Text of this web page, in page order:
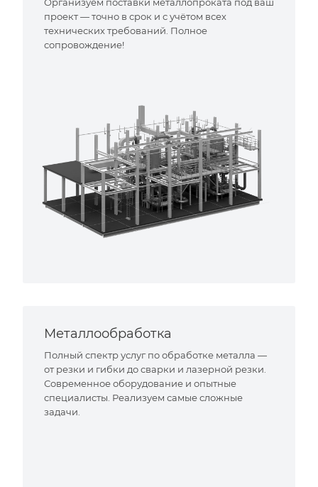
проект — точно в срок и с учётом всех
технических требований. Полное
сопровождение!
Металлообработка
Полный спектр услуг по обработке металла —
от резки и гибки до сварки и лазерной резки.
Современное оборудование и опытные
специалисты. Реализуем самые сложные
задачи.